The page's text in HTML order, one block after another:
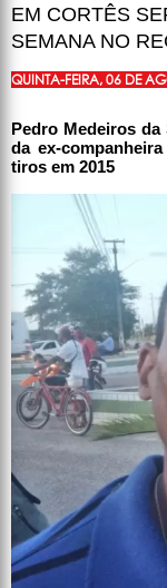
EM CORTÊS
SEMANA NO
QUINTA-FEIRA, 06 DE
Pedro Medeiros
da ex-
tiros em 2015